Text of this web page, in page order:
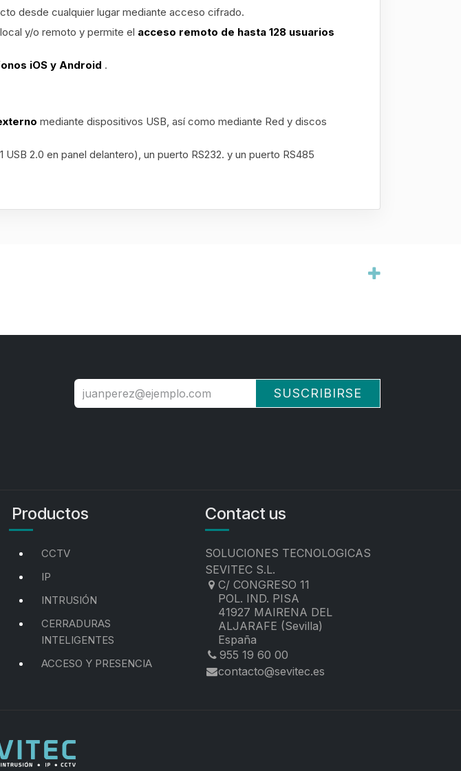
desde cualquier lugar mediante acceso cifrado.
y/o remoto y permite el acceso remoto de hasta 128 usuarios
iOS y Android .
mediante dispositivos USB, así como mediante Red y discos
2.0 en panel delantero), un puerto RS232. y un puerto RS485
SUSCRIBIRSE
Productos
CCTV
IP
INTRUSIÓN
CERRADURAS
INTELIGENTES
ACCESO Y PRESENCIA
Contact us
SOLUCIONES TECNOLOGICAS
SEVITEC S.L.
C/ CONGRESO 11
POL. IND. PISA
41927 MAIRENA DEL
ALJARAFE (Sevilla)
España
955 19 60 00
contacto@sevitec.es